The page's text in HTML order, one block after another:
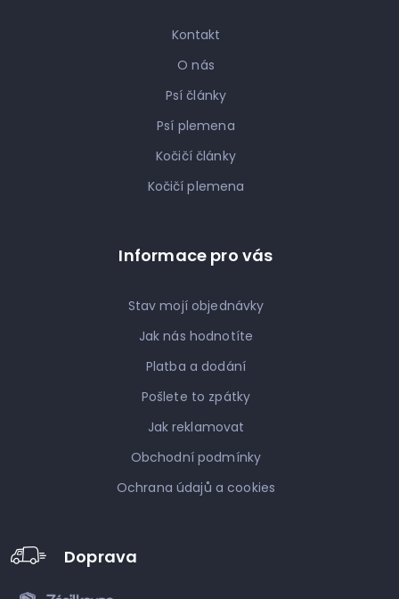
Kontakt
O nás
Psí články
Psí plemena
Kočičí články
Kočičí plemena
Informace pro vás
Stav mojí objednávky
Jak nás hodnotíte
Platba a dodání
Pošlete to zpátky
Jak reklamovat
Obchodní podmínky
Ochrana údajů a cookies
Doprava